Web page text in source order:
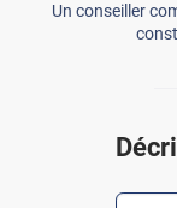
Un conseiller